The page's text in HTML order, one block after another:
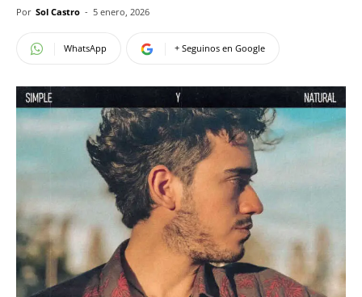
Por Sol Castro - 5 enero, 2026
WhatsApp + Seguinos en Google